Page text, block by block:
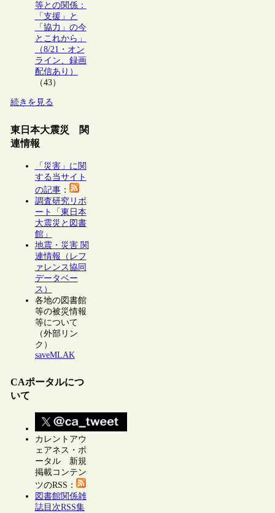
等との関係：
「支援」と
「協力」の今
とこれから」
（8/21・オン
ライン、録画
配信あり）
（43）
続きを見る
東日本大震災 関
連情報
「災害」に関
する当サイト
の記事：
調査研究リポ
ート「東日本
大震災と図書
館」
地震・災害 関
連情報（レフ
ァレンス協同
データベー
ス）
各地の図書館
等の被災情報
等について
（外部リン
ク）
saveMLAK
CAポータルにつ
いて
カレントアウ
ェアネス・ポ
ータル 新規
掲載コンテン
ツのRSS：
図書館関係雑
誌目次RSS集